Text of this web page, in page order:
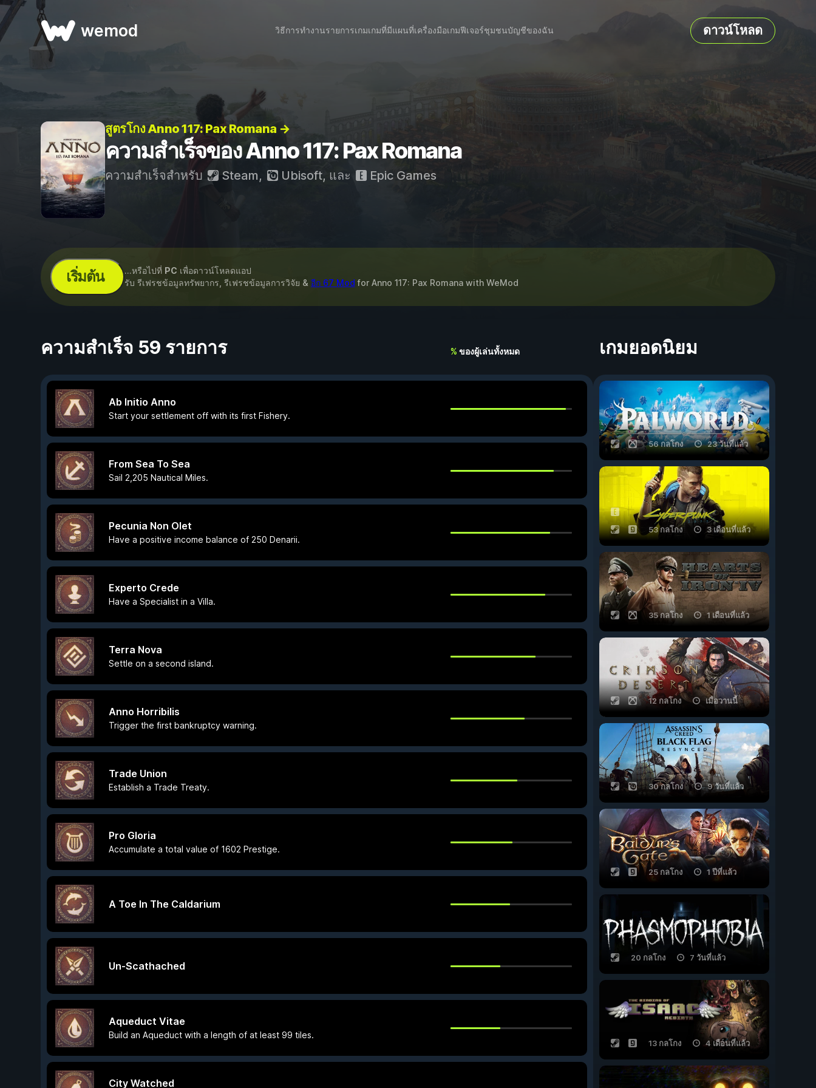
wemod วิธีการทำงานรายการเกมเกมที่มีแผนที่เครื่องมือเกมฟีเจอร์ชุมชนบัญชีของฉัน ดาวน์โหลด
สูตรโกง Anno 117: Pax Romana →
ความสำเร็จของ Anno 117: Pax Romana
ความสำเร็จสำหรับ Steam, Ubisoft, และ Epic Games
เริ่มต้น ...หรือไปที่ PC เพื่อดาวน์โหลดแอป
รับ รีเฟรชข้อมูลทรัพยากร, รีเฟรชข้อมูลการวิจัย & อีก 67 Mod for Anno 117: Pax Romanawith WeMod
ความสำเร็จ 59 รายการ % ของผู้เล่นทั้งหมด
Ab Initio Anno
Start your settlement off with its first Fishery.
From Sea To Sea
Sail 2,205 Nautical Miles.
Pecunia Non Olet
Have a positive income balance of 250 Denarii.
Experto Crede
Have a Specialist in a Villa.
Terra Nova
Settle on a second island.
Anno Horribilis
Trigger the first bankruptcy warning.
Trade Union
Establish a Trade Treaty.
Pro Gloria
Accumulate a total value of 1602 Prestige.
A Toe In The Caldarium
Un-Scathached
Aqueduct Vitae
Build an Aqueduct with a length of at least 99 tiles.
City Watched
เกมยอดนิยม
56 กลโกง 23 วันที่แล้ว
53 กลโกง 3 เดือนที่แล้ว
35 กลโกง 1 เดือนที่แล้ว
12 กลโกง เมื่อวานนี้
30 กลโกง 9 วันที่แล้ว
25 กลโกง 1 ปีที่แล้ว
20 กลโกง 7 วันที่แล้ว
13 กลโกง 4 เดือนที่แล้ว